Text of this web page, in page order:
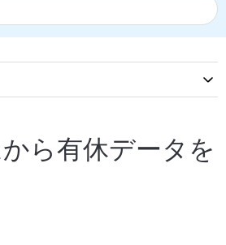
ら有休データを